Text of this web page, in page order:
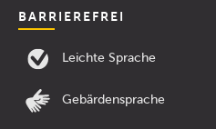
BARRIEREFREI
Leichte Sprache
Gebärdensprache